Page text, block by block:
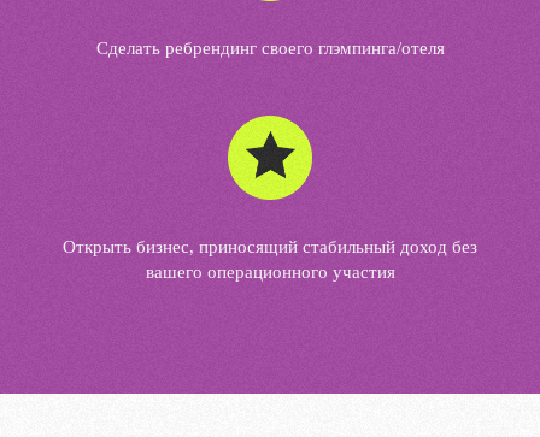
Сделать ребрендинг своего глэмпинга/отеля
Открыть бизнес, приносящий стабильный доход без
вашего операционного участия